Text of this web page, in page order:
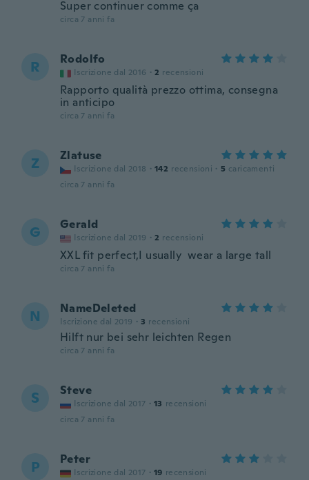
Super continuer comme ça
circa 7 anni fa
R Rodolfo
Iscrizione dal 2016 · 2 recensioni
Rapporto qualità prezzo ottima, consegna
in anticipo
circa 7 anni fa
Z Zlatuse
Iscrizione dal 2018 · 142 recensioni · 5 caricamenti
circa 7 anni fa
G Gerald
Iscrizione dal 2019 · 2 recensioni
XXL fit perfect,I usually wear a large tall
circa 7 anni fa
N NameDeleted
Iscrizione dal 2019 · 3 recensioni
Hilft nur bei sehr leichten Regen
circa 7 anni fa
S Steve
Iscrizione dal 2017 · 13 recensioni
circa 7 anni fa
P Peter
Iscrizione dal 2017 · 19 recensioni